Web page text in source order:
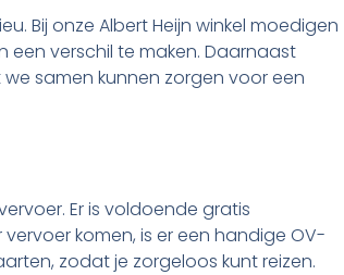
Bij onze Albert Heijn winkel moedigen
een verschil te maken. Daarnaast
samen kunnen zorgen voor een
Er is voldoende gratis
komen, is er een handige OV-
zodat je zorgeloos kunt reizen.